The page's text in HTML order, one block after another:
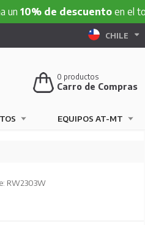
de descuentoen el total de tu
CHILE
0 productos
Carro de Compras
EQUIPOS AT-MT
RW2303W